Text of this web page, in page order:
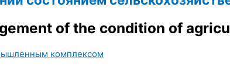
of the condition of
комплексом